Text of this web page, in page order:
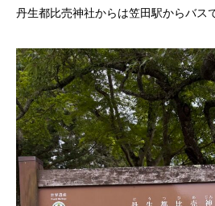
丹生都比売神社からは笠田駅からバス